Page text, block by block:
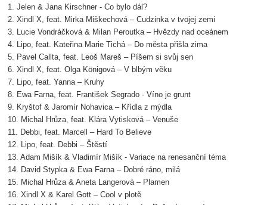
1. Jelen & Jana Kirschner - Co bylo dál?
2. Xindl X, feat. Mirka Miškechová – Cudzinka v tvojej zemi
3. Lucie Vondráčková & Milan Peroutka – Hvězdy nad oceánem
4. Lipo, feat. Kateřina Marie Tichá – Do města přišla zima
5. Pavel Callta, feat. Leoš Mareš – Píšem si svůj sen
6. Xindl X, feat. Olga Königová – V blbým věku
7. Lipo, feat. Yanna – Kruhy
8. Ewa Farna, feat. František Segrado - Víno je grunt
9. Kryštof & Jaromír Nohavica – Křídla z mýdla
10. Michal Hrůza, feat. Klára Vytisková – Venuše
11. Debbi, feat. Marcell – Hard To Believe
12. Lipo, feat. Debbi – Štěstí
13. Adam Mišík & Vladimír Mišík - Variace na renesanční téma
14. David Stypka & Ewa Farna – Dobré ráno, milá
15. Michal Hrůza & Aneta Langerová – Plamen
16. Xindl X & Karel Gott – Cool v plotě